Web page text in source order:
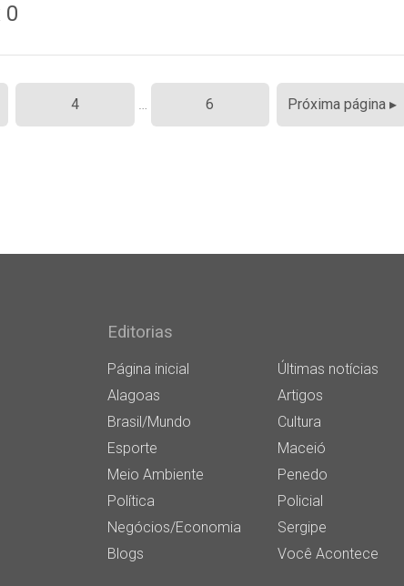
0
4 … 6 Próxima página ▸
Editorias
Página inicial
Últimas notícias
Alagoas
Artigos
Brasil/Mundo
Cultura
Esporte
Maceió
Meio Ambiente
Penedo
Política
Policial
Negócios/Economia
Sergipe
Blogs
Você Acontece